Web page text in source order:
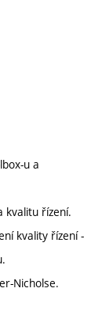
u a
kvalitu řízení.
kvality řízení -
Nicholse.